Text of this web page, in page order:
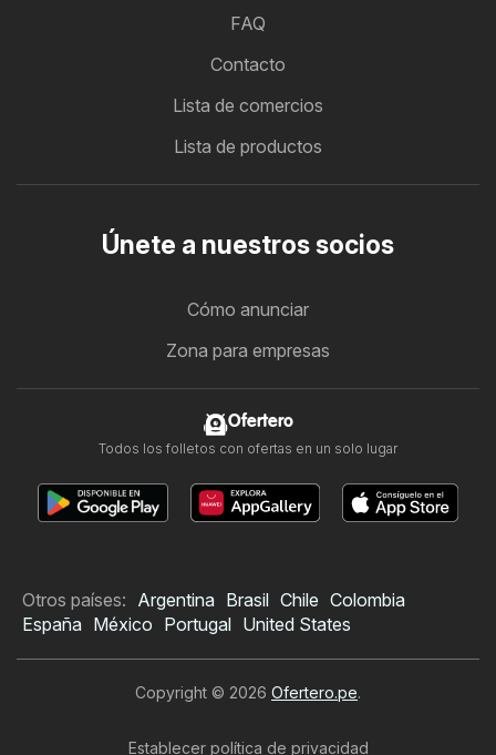
FAQ
Contacto
Lista de comercios
Lista de productos
Únete a nuestros socios
Cómo anunciar
Zona para empresas
Ofertero
Todos los folletos con ofertas en un solo lugar
Otros países: Argentina Brasil Chile Colombia
España México Portugal United States
Copyright © 2026 Ofertero.pe.
Establecer política de privacidad